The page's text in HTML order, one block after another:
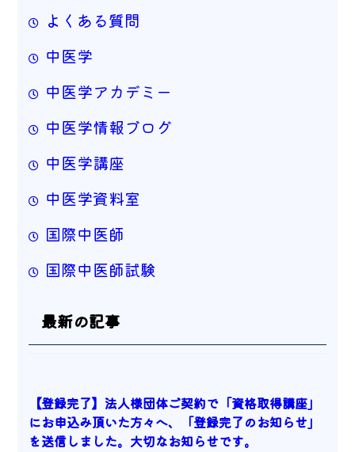
よくある質問
中医学
中医学アカデミー
中医学情報ブログ
中医学講座
中医学資料室
国際中医師
国際中医師試験
最新の記事
【登録完了】法人様団体ご契約で「資格取得講座」
にお申込み頂いた方々へ、「登録完了のお知らせ」
を送信しました。大切なお知らせです。